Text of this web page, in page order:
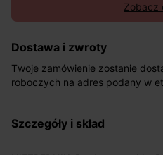
Zobacz
Dostawa i zwroty
Twoje zamówienie zostanie
roboczych na adres podany w
pośrednictwem DHL Express.
szczegóły i skład